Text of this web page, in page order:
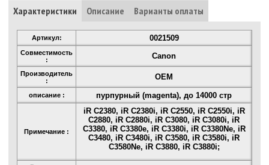
Характеристики Описание Варианты оплаты
Артикул: 0021509
Совместимость
:
Canon
Производитель
:
OEM
описание : пурпурный (magenta), до 14000 стр
Примечание :
iR C2380, iR C2380i, iR C2550, iR C2550i, iR
C2880, iR C2880i, iR C3080, iR C3080i, iR
C3380, iR C3380e, iR C3380i, iR C3380Ne, iR
C3480, iR C3480i, iR C3580, iR C3580i, iR
C3580Ne, iR C3880, iR C3880i;